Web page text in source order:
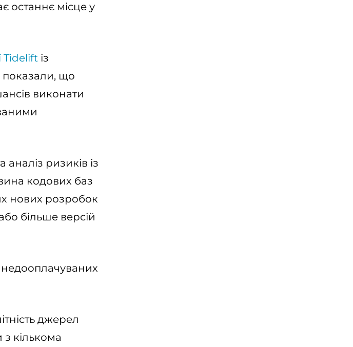
останнє місце у
Tidelift із
показали, що
виконати
аналіз ризиків із
кодових баз
нових розробок
більше версій
недооплачуваних
джерел
кількома